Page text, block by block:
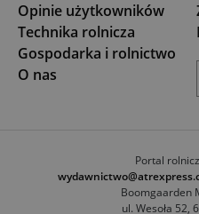
Opinie użytkowników
Technika rolnicza
Gospodarka i rolnictwo
O nas
Portal
Boomgaarden
ul. Wesoła 52,